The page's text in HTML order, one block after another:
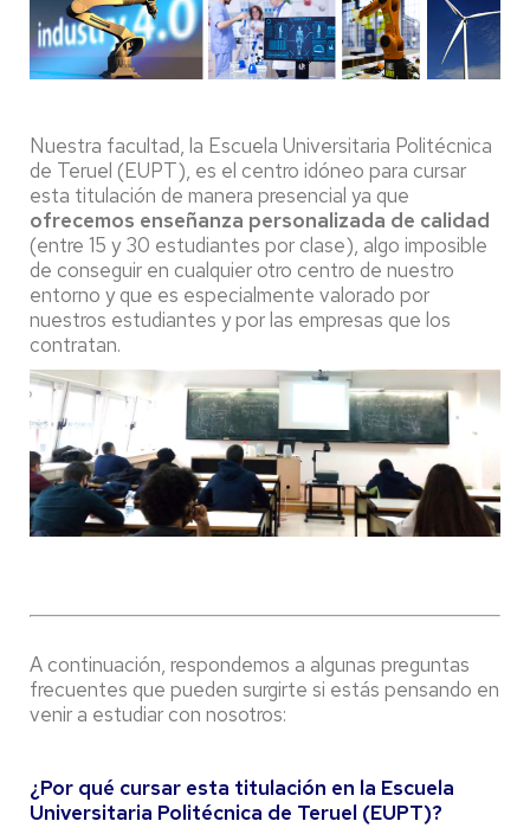
Nuestra facultad, la Escuela Universitaria Politécnica
de Teruel (EUPT), es el centro idóneo para cursar
esta titulación de manera presencial ya que
ofrecemos enseñanza personalizada de calidad
(entre 15 y 30 estudiantes por clase), algo imposible
de conseguir en cualquier otro centro de nuestro
entorno y que es especialmente valorado por
nuestros estudiantes y por las empresas que los
contratan.
A continuación, respondemos a algunas preguntas
frecuentes que pueden surgirte si estás pensando en
venir a estudiar con nosotros:
¿Por qué cursar esta titulación en la Escuela
Universitaria Politécnica de Teruel (EUPT)?